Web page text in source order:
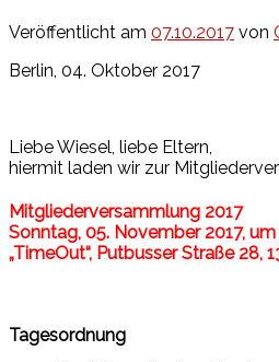
Veröffentlicht am 07.10.2017 von
Berlin, 04. Oktober 2017
Liebe Wiesel, liebe Eltern,
hiermit laden wir zur
Mitgliederversammlung 2017
Sonntag, 05. November 2017, um
„TimeOut“, Putbusser Straße 28,
Tagesordnung